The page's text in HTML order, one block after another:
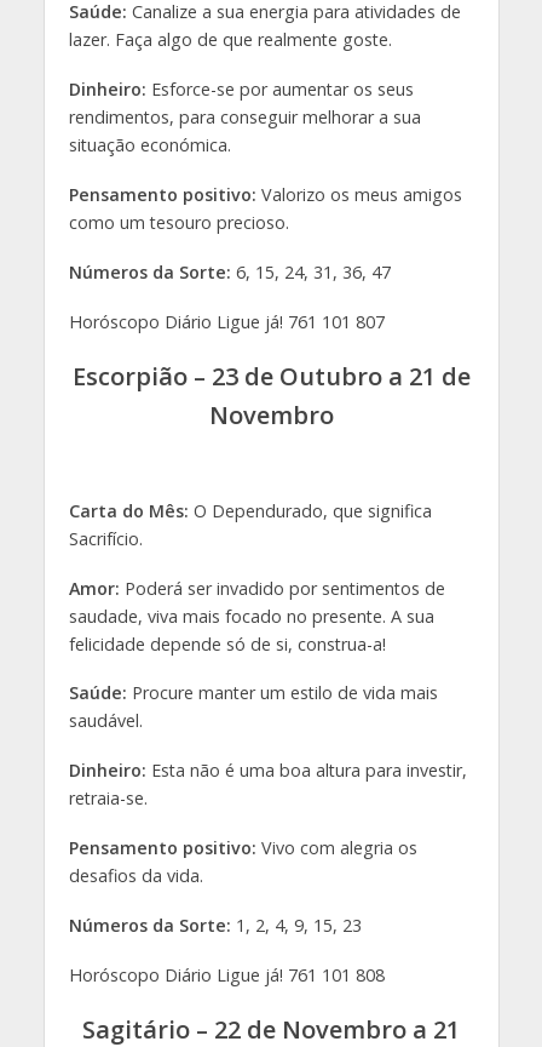
Saúde: Canalize a sua energia para atividades de
lazer. Faça algo de que realmente goste.
Dinheiro: Esforce-se por aumentar os seus
rendimentos, para conseguir melhorar a sua
situação económica.
Pensamento positivo: Valorizo os meus amigos
como um tesouro precioso.
Números da Sorte: 6, 15, 24, 31, 36, 47
Horóscopo Diário Ligue já! 761 101 807
Escorpião – 23 de Outubro a 21 de
Novembro
Carta do Mês: O Dependurado, que significa
Sacrifício.
Amor: Poderá ser invadido por sentimentos de
saudade, viva mais focado no presente. A sua
felicidade depende só de si, construa-a!
Saúde: Procure manter um estilo de vida mais
saudável.
Dinheiro: Esta não é uma boa altura para investir,
retraia-se.
Pensamento positivo: Vivo com alegria os
desafios da vida.
Números da Sorte: 1, 2, 4, 9, 15, 23
Horóscopo Diário Ligue já! 761 101 808
Sagitário – 22 de Novembro a 21